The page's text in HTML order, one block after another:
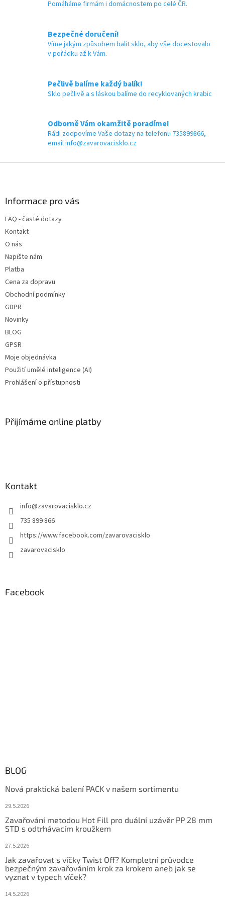
í
v
k
p
i
s
í
Pomáháme firmám i domácnostem po celé ČR.
Bezpečné doručení!
Víme jakým způsobem balit sklo, aby vše docestovalo
v pořádku až k Vám.
Pečlivě balíme každý balík!
Sklo pečlivě a s láskou balíme do recyklovaných krabic
Odborně Vám okamžitě poradíme!
Rádi zodpovíme Vaše dotazy na telefonu 735899866,
email info@zavarovacisklo.cz
Informace pro vás
FAQ - časté dotazy
Kontakt
O nás
Napište nám
Platba
Cena za dopravu
Obchodní podmínky
GDPR
Novinky
BLOG
GPSR
Moje objednávka
Použití umělé inteligence (AI)
Prohlášení o přístupnosti
Přijímáme online platby
Kontakt
info@zavarovacisklo.cz
735 899 866
https://www.facebook.com/zavarovacisklo
zavarovacisklo
Facebook
BLOG
Nová praktická balení PACK v našem sortimentu
29.5.2026
Zavařování metodou Hot Fill pro duální uzávěr PP 28 mm
STD s odtrhávacím kroužkem
27.5.2026
Jak zavařovat s víčky Twist Off? Kompletní průvodce
bezpečným zavařováním krok za krokem aneb jak se
vyznat v typech víček?
14.5.2026